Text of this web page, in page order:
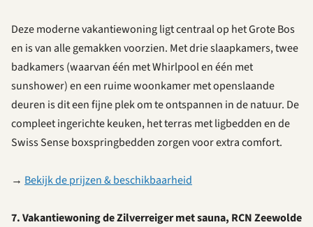
Deze moderne vakantiewoning ligt centraal op het Grote Bos
en is van alle gemakken voorzien. Met drie slaapkamers, twee
badkamers (waarvan één met Whirlpool en één met
sunshower) en een ruime woonkamer met openslaande
deuren is dit een fijne plek om te ontspannen in de natuur. De
compleet ingerichte keuken, het terras met ligbedden en de
Swiss Sense boxspringbedden zorgen voor extra comfort.
→ Bekijk de prijzen & beschikbaarheid
7. Vakantiewoning de Zilverreiger met sauna, RCN Zeewolde